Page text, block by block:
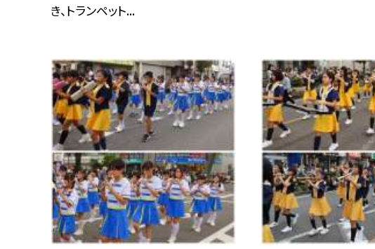
き、トランペット...